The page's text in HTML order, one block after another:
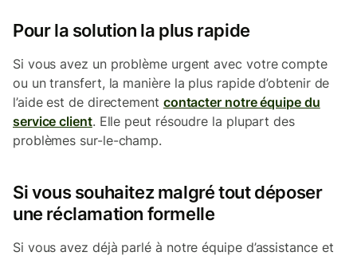
Pour la solution la plus rapide
Si vous avez un problème urgent avec votre compte
ou un transfert, la manière la plus rapide d’obtenir de
l’aide est de directement contacter notre équipe du
service client. Elle peut résoudre la plupart des
problèmes sur-le-champ.
Si vous souhaitez malgré tout déposer
une réclamation formelle
Si vous avez déjà parlé à notre équipe d’assistance et